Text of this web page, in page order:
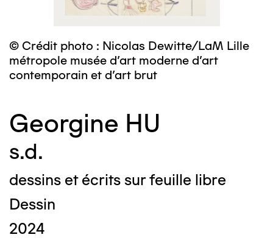
© Crédit photo : Nicolas Dewitte/LaM Lille
métropole musée d’art moderne d’art
contemporain et d’art brut
Georgine HU
s.d.
dessins et écrits sur feuille libre
Dessin
2024